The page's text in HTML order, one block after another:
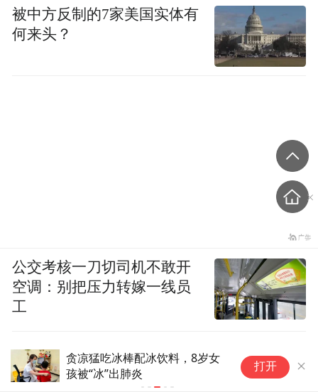
饮料，8岁女
长期吸烟致双侧肺“鼓包”，医生
提醒：胸闷胸痛尽快就诊
打开
被中方反制的7家美国实体有
何来头？
公交考核一刀切司机不敢开
空调：别把压力转嫁一线员
工